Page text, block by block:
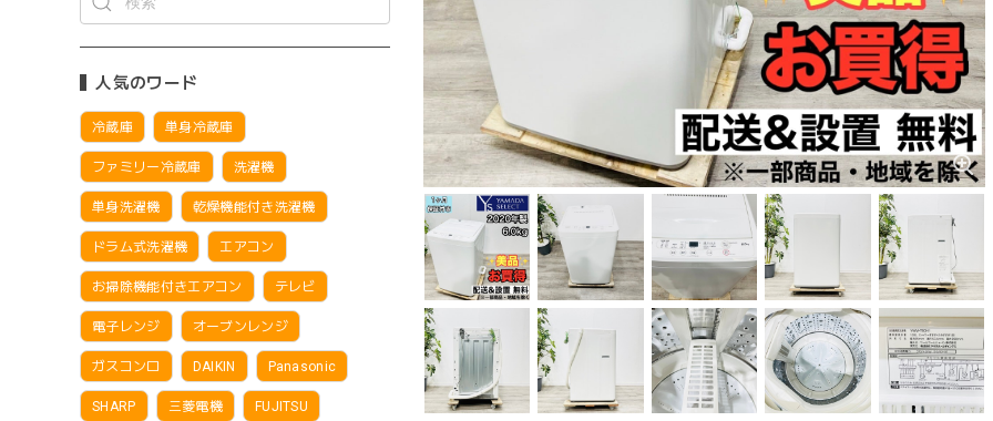
人気のワード
冷蔵庫 単身冷蔵庫
ファミリー冷蔵庫 洗濯機
単身洗濯機 乾燥機能付き洗濯機
ドラム式洗濯機 エアコン
お掃除機能付きエアコン テレビ
電子レンジ オーブンレンジ
ガスコンロ DAIKIN Panasonic
SHARP 三菱電機 FUJITSU